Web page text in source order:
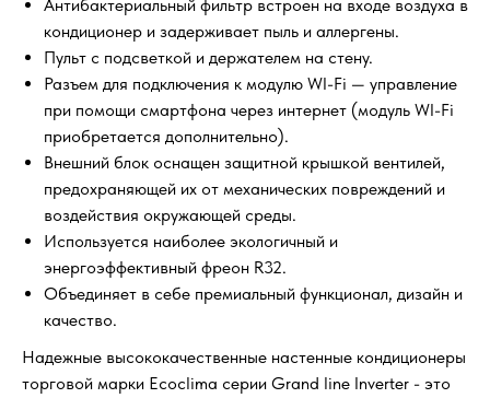
Антибактериальный фильтр встроен на входе воздуха в
кондиционер и задерживает пыль и аллергены.
Пульт с подсветкой и держателем на стену.
Разъем для подключения к модулю WI-Fi — управление
при помощи смартфона через интернет (модуль WI-Fi
приобретается дополнительно).
Внешний блок оснащен защитной крышкой вентилей,
предохраняющей их от механических повреждений и
воздействия окружающей среды.
Используется наиболее экологичный и
энергоэффективный фреон R32.
Объединяет в себе премиальный функционал, дизайн и
качество.
Надежные высококачественные настенные кондиционеры
торговой марки Ecoclima серии Grand line Inverter - это